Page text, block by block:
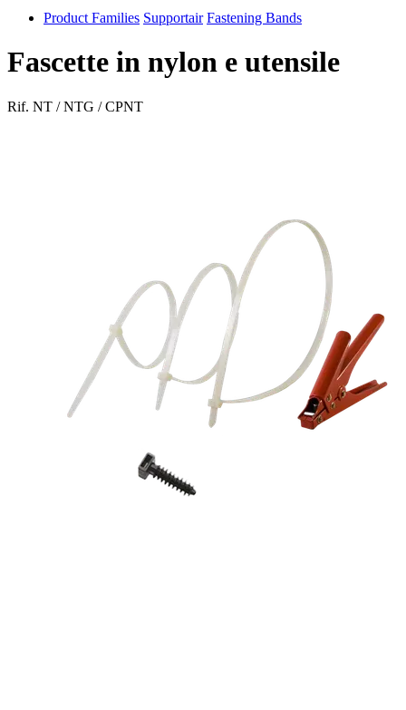
antivib
Product Families Supportair Fastening Bands
Fascette in nylon e utensile
Rif. NT / NTG / CPNT